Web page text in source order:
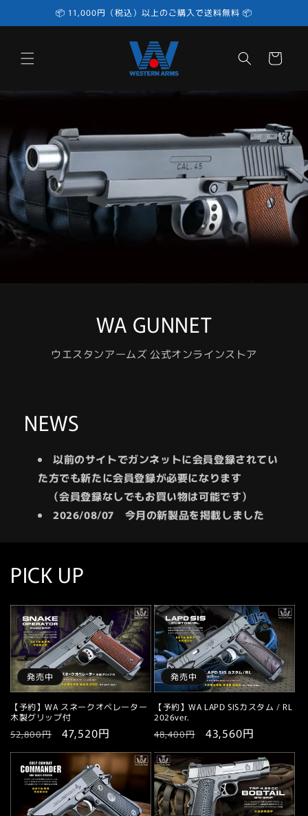
進む
📦 11,000円（税込）以上のご購入で送料無料 📦
ー
WA GUNNET
ウエスタンアームズ 公式オンラインストア
NEWS
以前のサイトでガンネットに会員登録されてい
た方でも新たに会員登録が必要になります
（会員登録なしでもお買い物は可能です）
2026/08/07 今月の新製品を掲載しました
PICK UP
発売中
【予約】WA スネークオペレーター
木製グリップ付
通
価
格
52,800円
セ
価
格
47,520円
発売中
【予約】WA LAPD SISカスタム / RL
2026ver.
通
価
格
48,400円
セ
ル
価
格
43,560円